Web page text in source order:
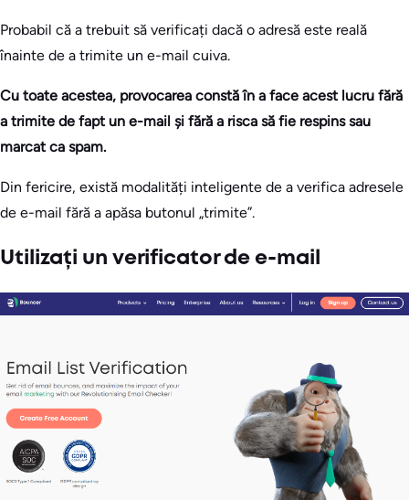
Probabil că a trebuit să verificați dacă o adresă este reală
înainte de a trimite un e-mail cuiva.
Cu toate acestea, provocarea constă în a face acest lucru fără
a trimite de fapt un e-mail și fără a risca să fie respins sau
marcat ca spam.
Din fericire, există modalități inteligente de a verifica adresele
de e-mail fără a apăsa butonul „trimite”.
Utilizați un verificator de e-mail